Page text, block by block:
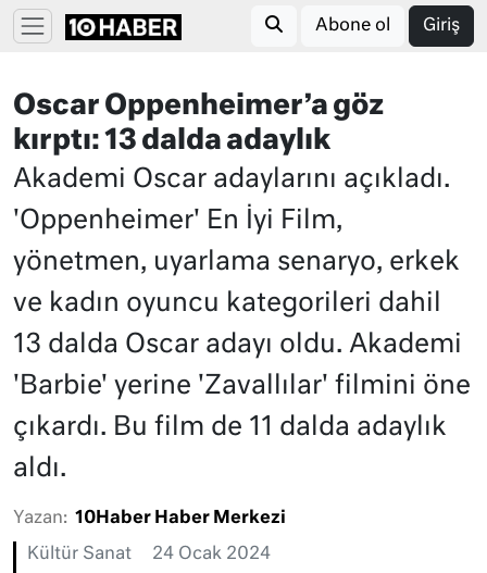
Abone ol Giriş
Oscar Oppenheimer’a göz
kırptı: 13 dalda adaylık
Akademi Oscar adaylarını açıkladı.
'Oppenheimer' En İyi Film,
yönetmen, uyarlama senaryo, erkek
ve kadın oyuncu kategorileri dahil
13 dalda Oscar adayı oldu. Akademi
'Barbie' yerine 'Zavallılar' filmini öne
çıkardı. Bu film de 11 dalda adaylık
aldı.
Yazan: 10Haber Haber Merkezi
Kültür Sanat 24 Ocak 2024